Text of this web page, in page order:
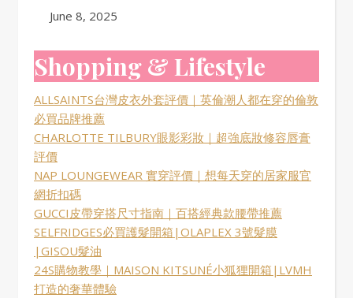
Date
June 8, 2025
Shopping & Lifestyle
ALLSAINTS台灣皮衣外套評價｜英倫潮人都在穿的倫敦
必買品牌推薦
CHARLOTTE TILBURY眼影彩妝｜超強底妝修容唇膏
評價
NAP LOUNGEWEAR 實穿評價｜想每天穿的居家服官
網折扣碼
GUCCI皮帶穿搭尺寸指南｜百搭經典款腰帶推薦
SELFRIDGES必買護髮開箱|OLAPLEX 3號髮膜
|GISOU髮油
24S購物教學｜MAISON KITSUNÉ小狐狸開箱|LVMH
打造的奢華體驗